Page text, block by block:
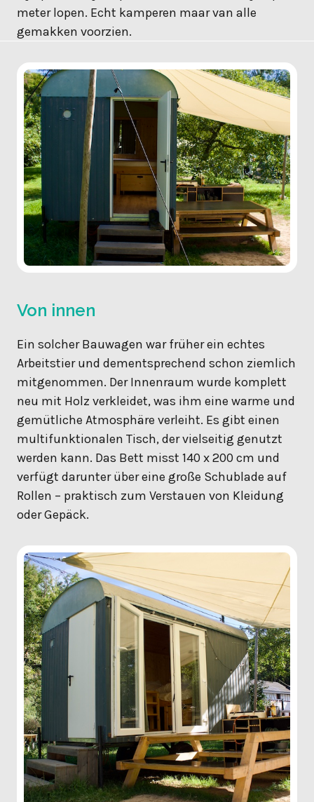
meter lopen. Echt kamperen maar van alle
gemakken voorzien.
Von innen
Ein solcher Bauwagen war früher ein echtes
Arbeitstier und dementsprechend schon ziemlich
mitgenommen. Der Innenraum wurde komplett
neu mit Holz verkleidet, was ihm eine warme und
gemütliche Atmosphäre verleiht. Es gibt einen
multifunktionalen Tisch, der vielseitig genutzt
werden kann. Das Bett misst 140 x 200 cm und
verfügt darunter über eine große Schublade auf
Rollen – praktisch zum Verstauen von Kleidung
oder Gepäck.